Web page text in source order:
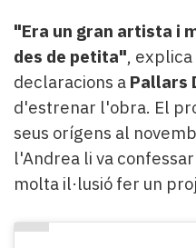
"Era un gran artista i
des de petita", explica
declaracions a Pallars
d'estrenar l'obra. El
seus orígens al
l'Andrea li va
molta il·lusió fer un